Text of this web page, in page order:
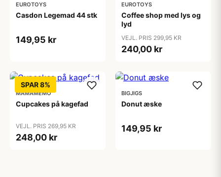
EUROTOYS
Casdon Legemad 44 stk
149,95 kr
EUROTOYS
Coffee shop med lys og
lyd
VEJL. PRIS 299,95 KR
240,00 kr
SPAR 8%
MAMAMEMO
Cupcakes på kagefad
VEJL. PRIS 269,95 KR
248,00 kr
BIGJIGS
Donut æske
149,95 kr